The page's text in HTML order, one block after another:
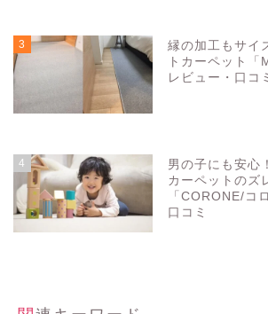
3
縁の加工もサイ
トカーペット「
レビュー・口コ
4
男の子にも安心
カーペットのズ
「CORONE/コ
口コミ